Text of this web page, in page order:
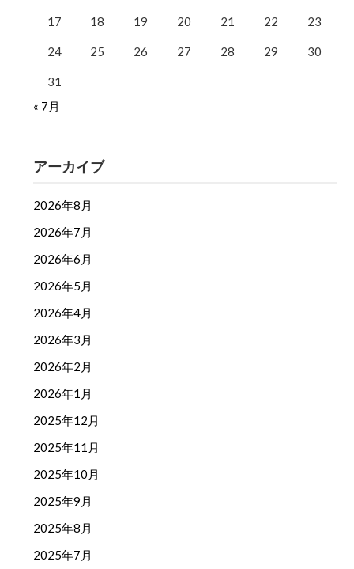
17 18 19 20 21 22 23
24 25 26 27 28 29 30
31
« 7月
アーカイブ
2026年8月
2026年7月
2026年6月
2026年5月
2026年4月
2026年3月
2026年2月
2026年1月
2025年12月
2025年11月
2025年10月
2025年9月
2025年8月
2025年7月